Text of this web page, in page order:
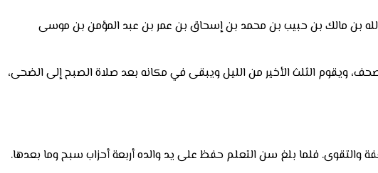
بن مالك بن حبيب بن محمد بن إسحاق بن عمر بن عبد المؤمن بن موسى
في تلاوة القرآن في المصحف، ويقوم الثلث الأخير من الليل ويبقى في مكانه بعد صلاة الصبح إلى الضحى،
والتقوى. فلما بلغ سن التعلم حفظ على يد والده أربعة أحزاب سبح وما بعدها.